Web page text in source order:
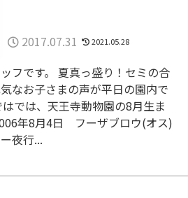
2017.07.31 2021.05.28
フです。 夏真っ盛り！セミの合
なお子さまの声が平日の園内で
では、天王寺動物園の8月生ま
年8月4日 フーザブロウ(オス)
夜行...